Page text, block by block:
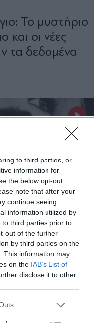
to third parties, or
information for
the below opt-out
note that after your
continue seeing
information utilized by
to third parties prior to
out of the further
by third parties on the
This information may
on the IAB’s List of
disclose it to other
Το μυστήριο
και οι νέες
τα δεδομένα
για
- "Η
(Βίντεο)